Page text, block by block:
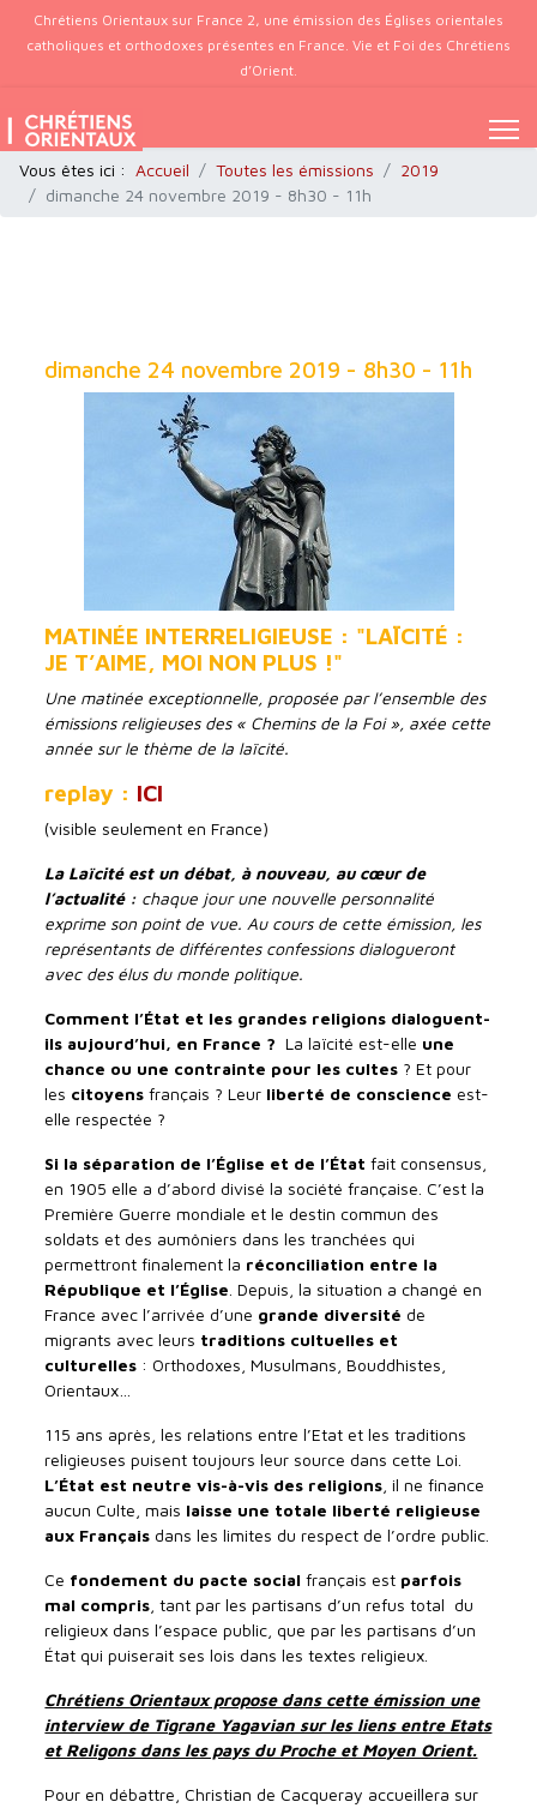
Chrétiens Orientaux sur France 2, une émission des Églises orientales
catholiques et orthodoxes présentes en France. Vie et Foi des Chrétiens
d’Orient.
Vous êtes ici : Accueil Toutes les émissions
2019
dimanche 24 novembre 2019 - 8h30 - 11h
dimanche 24 novembre 2019 - 8h30 - 11h
MATINÉE INTERRELIGIEUSE : "LAÏCITÉ :
JE T’AIME, MOI NON PLUS !"
Une matinée exceptionnelle, proposée par l’ensemble des
émissions religieuses des « Chemins de la Foi », axée cette
année sur le thème de la laïcité.
replay : ICI
(visible seulement en France)
La Laïcité est un débat, à nouveau, au cœur de
l’actualité : chaque jour une nouvelle personnalité
exprime son point de vue. Au cours de cette émission, les
représentants de différentes confessions dialogueront
avec des élus du monde politique.
Comment l’État et les grandes religions dialoguent-
ils aujourd’hui, en France ? La laïcité est-elle une
chance ou une contrainte pour les cultes ? Et pour
les citoyensfrançais ? Leur liberté de conscience est-
elle respectée ?
Si la séparation de l’Église et de l’État fait consensus,
en 1905 elle a d’abord divisé la société française. C’est la
Première Guerre mondiale et le destin commun des
soldats et des aumôniers dans les tranchées qui
permettront finalement la réconciliation entre la
République et l’Église . Depuis, la situation a changé en
France avec l’arrivée d’une grande diversité de
migrants avec leurs traditions cultuelles et
culturelles : Orthodoxes, Musulmans, Bouddhistes,
Orientaux…
115 ans après, les relations entre l’Etat et les traditions
religieuses puisent toujours leur source dans cette Loi.
L’État est neutre vis-à-vis des religions , il ne finance
aucun Culte, mais laisse une totale liberté religieuse
aux Français dans les limites du respect de l’ordre public.
Ce fondement du pacte social français est parfois
mal compris , tant par les partisans d’un refus total du
religieux dans l’espace public, que par les partisans d’un
État qui puiserait ses lois dans les textes religieux.
Chrétiens Orientaux propose dans cette émission une
interview de Tigrane Yagavian sur les liens entre Etats
et Religons dans les pays du Proche et Moyen Orient.
Pour en débattre, Christian de Cacqueray accueillera sur